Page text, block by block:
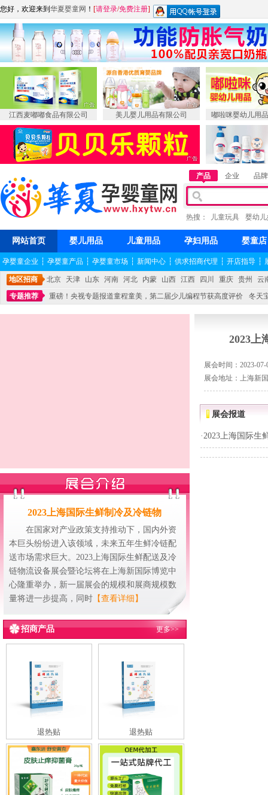
您好，欢迎来到 华夏婴童网 ！ [请登录/免费注册]
江西麦嘟嘟食品有限公司 美儿婴儿用品有限公司 嘟啦咪婴幼儿用
产品 企业 品牌
热搜： 儿童玩具 婴幼
网站首页 婴儿用品 儿童用品 孕妇用品 婴童店
孕婴童企业 ┆ 孕婴童产品 ┆ 孕婴童市场 ┆ 新闻中心 ┆ 供求招商代理 ┆ 开店指导 ┆
地区招商 北京 天津 山东 河南 河北 内蒙 山西 江西 四川 重庆 贵州
云
专题推荐
重磅！央视专题报道童程童美，第二届少儿编程节获高度评价
冬天
2023上海国际生鲜制冷及冷链物
在国家对产业政策支持推动下，国内外资
本巨头纷纷进入该领域，未来五年生鲜冷链配
送市场需求巨大。2023上海国际生鲜配送及冷
链物流设备展会暨论坛将在上海新国际博览中
心隆重举办，新一届展会的规模和展商规模数
量将进一步提高，同时 【查看详细】
招商产品 更多>>
退热贴 退热贴
2023上
展会时间：2023-07-
展会地址：上海新
展会报道
·2023上海国际生